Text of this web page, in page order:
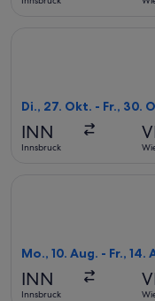
Di., 27. Okt. - Fr., 30.
INN
Innsbruck
Mo., 10. Aug. - Fr., 14.
INN
Innsbruck